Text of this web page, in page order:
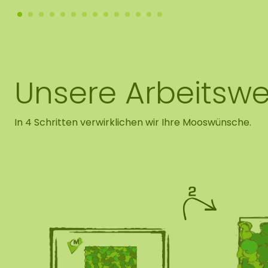
Unsere
In 4 Schritten verwirklichen wir Ihre Mooswünsche.